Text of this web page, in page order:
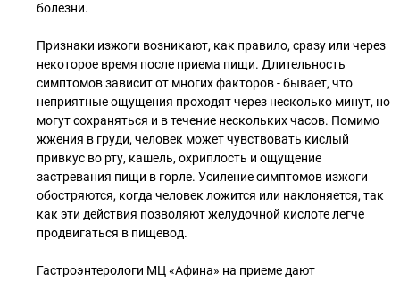
болезни.
Признаки изжоги возникают, как правило, сразу или через
некоторое время после приема пищи. Длительность
симптомов зависит от многих факторов - бывает, что
неприятные ощущения проходят через несколько минут, но
могут сохраняться и в течение нескольких часов. Помимо
жжения в груди, человек может чувствовать кислый
привкус во рту, кашель, охриплость и ощущение
застревания пищи в горле. Усиление симптомов изжоги
обостряются, когда человек ложится или наклоняется, так
как эти действия позволяют желудочной кислоте легче
продвигаться в пищевод.
Гастроэнтерологи МЦ «Афина» на приеме дают